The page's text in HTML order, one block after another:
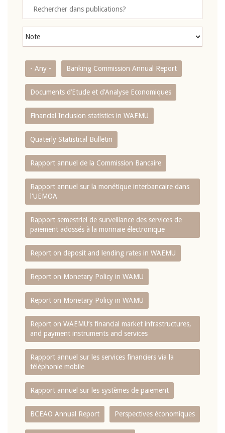
- Any - Banking Commission Annual Report
Documents d’Etude et d’Analyse Economiques
Financial Inclusion statistics in WAEMU
Quaterly Statistical Bulletin
Rapport annuel de la Commission Bancaire
Rapport annuel sur la monétique interbancaire dans
l'UEMOA
Rapport semestriel de surveillance des services de
paiement adossés à la monnaie électronique
Report on deposit and lending rates in WAEMU
Report on Monetary Policy in WAMU
Report on Monetary Policy in WAMU
Report on WAEMU’s financial market infrastructures,
and payment instruments and services
Rapport annuel sur les services financiers via la
téléphonie mobile
Rapport annuel sur les systèmes de paiement
BCEAO Annual Report Perspectives économiques